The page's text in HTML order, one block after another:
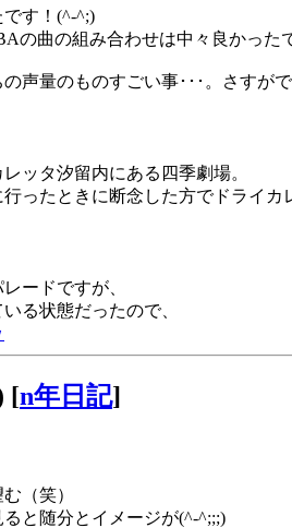
す！(^-^;)
の曲の組み合わせは中々良かった
声量のものすごい事･･･。さすがで
ッタ汐留内にある四季劇場。
ったときに断念した方でドライ
ードですが、
る状態だったので、
[n年日記]
（笑）
と随分とイメージが(^-^;;;)